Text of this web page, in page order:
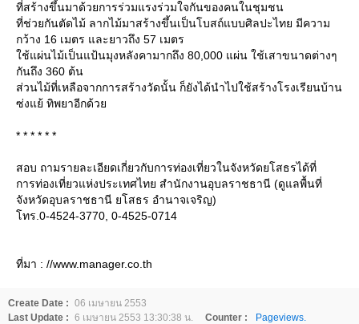
ที่สร้างขึ้นมาด้วยการร่วมแรงร่วมใจกันของคนในชุมชน
ที่ช่วยกันตัดไม้ ลากไม้มาสร้างขึ้นเป็นโบสถ์แบบศิลปะไทย มีความ
กว้าง 16 เมตร และยาวถึง 57 เมตร
ช้แผ่นไม้เป็นแป้นมุงหลังคามากถึง 80,000 แผ่น ใช้เสาขนาดต่างๆ
กันถึง 360 ต้น
ส่วนไม้ที่เหลือจากการสร้างวัดนั้น ก็ยังได้นำไปใช้สร้างโรงเรียนบ้าน
ซ่งแย้ ทิพยาอีกด้ว
* * * * * *
สอบ ถามรายละเอียดเกี่ยวกับการท่องเที่ยวในจังหวัดยโสธรได้ที่
การท่องเที่ยวแห่งประเทศไทย สำนักงานอุบลราชธานี (ดูแลพื้นที่
จังหวัดอุบลราชธานี ยโสธร อำนาจเจริญ)
ทร.0-4524-3770, 0-4525-0714
ที่มา : //www.manager.co.th
Create Date : 06 เมษายน 2553
Last Update : 6 เมษายน 2553 13:30:38 น. Counter :
Pageviews.